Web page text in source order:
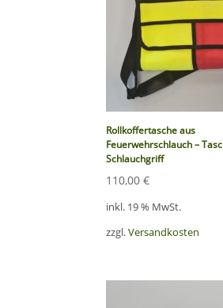
Rollkoffertasche aus
Feuerwehrschlauch –
Schlauchgriff
110,00€
inkl. 19 % MwSt.
zzgl.Versandkosten